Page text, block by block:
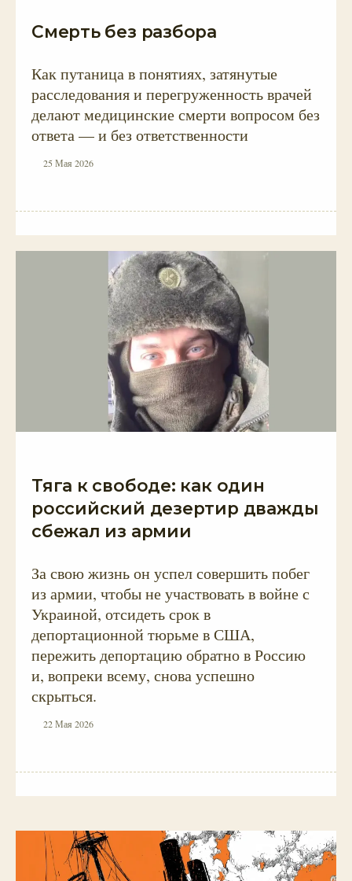
Смерть без разбора
Как путаница в понятиях, затянутые
расследования и перегруженность врачей
делают медицинские смерти вопросом без
ответа — и без ответственности
25 Мая 2026
Тяга к свободе: как один
российский дезертир дважды
сбежал из армии
За свою жизнь он успел совершить побег
из армии, чтобы не участвовать в войне с
Украиной, отсидеть срок в
депортационной тюрьме в США,
пережить депортацию обратно в Россию
и, вопреки всему, снова успешно
скрыться.
22 Мая 2026